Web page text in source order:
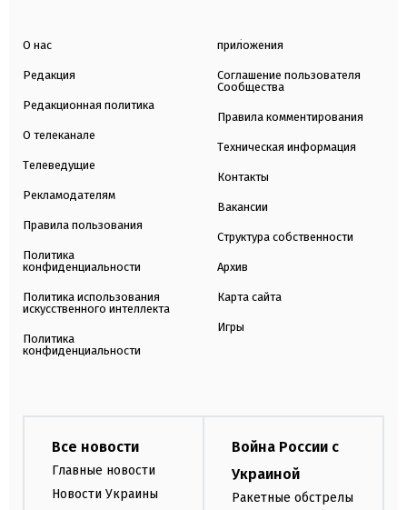
О нас
Редакция
Редакционная политика
О телеканале
Телеведущие
Рекламодателям
Правила пользования
Политика
конфиденциальности
Политика использования
искусственного интеллекта
Политика
конфиденциальности
приложения
Соглашение пользователя
Сообщества
Правила комментирования
Техническая информация
Контакты
Вакансии
Структура собственности
Архив
Карта сайта
Игры
Все новости
Главные новости
Новости Украины
Война России с
Украиной
Ракетные обстрелы